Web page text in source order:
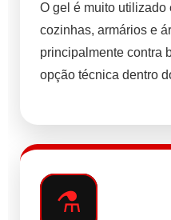
O gel é muito utilizado
cozinhas, armários e
principalmente contra
opção técnica dentro
⚗️